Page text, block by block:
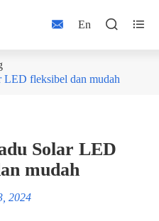
 En  
LED fleksibel dan mudah
Solar LED
mudah
2024